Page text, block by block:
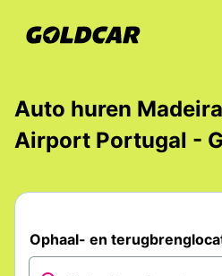
Auto huren
Airport Portugal -
Ophaal- en